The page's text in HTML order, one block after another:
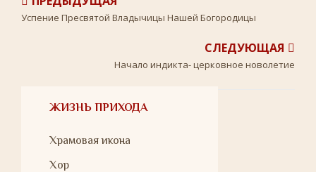
Успение Пресвятой Владычицы Нашей Богородицы
СЛЕДУЮЩАЯ
Начало индикта- церковное новолетие
ЖИЗНЬ ПРИХОДА
Храмовая икона
Хор